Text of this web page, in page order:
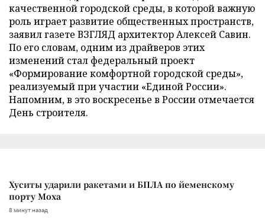
качественной городской среды, в которой важную
роль играет развитие общественных пространств,
заявил газете ВЗГЛЯД архитектор Алексей Савин.
По его словам, одним из драйверов этих
изменений стал федеральный проект
«Формирование комфортной городской среды»,
реализуемый при участии «Единой России».
Напомним, в это воскресенье в России отмечается
День строителя.
Хуситы ударили ракетами и БПЛА по йеменскому
порту Моха
8 минут назад